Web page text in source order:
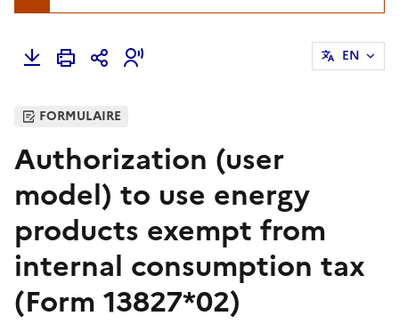
EN
FORMULAIRE
Authorization (user
model) to use energy
products exempt from
internal consumption tax
(Form 13827*02)